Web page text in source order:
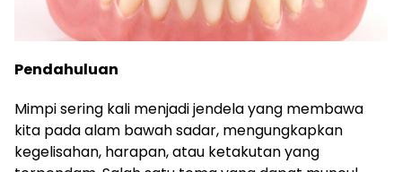
Pendahuluan
Mimpi sering kali menjadi jendela yang membawa
kita pada alam bawah sadar, mengungkapkan
kegelisahan, harapan, atau ketakutan yang